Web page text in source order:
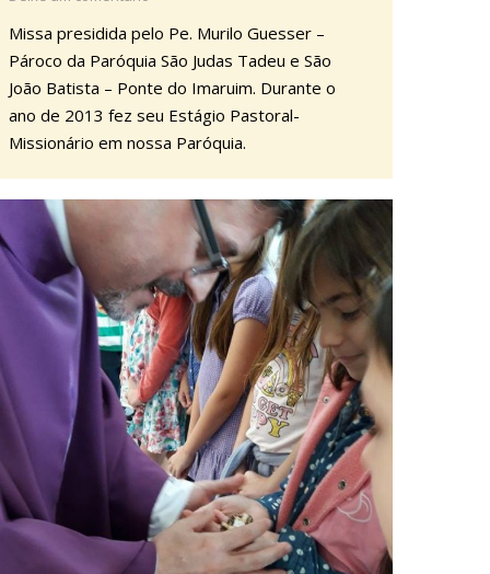
Missa presidida pelo Pe. Murilo Guesser –
Pároco da Paróquia São Judas Tadeu e São
João Batista – Ponte do Imaruim. Durante o
ano de 2013 fez seu Estágio Pastoral-
Missionário em nossa Paróquia.